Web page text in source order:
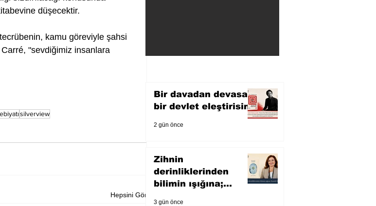
düşecektir.
kamu göreviyle şahsi
"sevdiğimiz insanlara
silverview
Hepsini Gör
Bir davadan devasa
bir devlet eleştirisine
2 gün önce
Zihnin
derinliklerinden
bilimin ışığına;
3 gün önce